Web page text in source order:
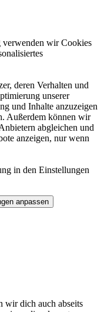
wir Cookies
deren Verhalten und
unserer
und Inhalte anzuzeigen
Außerdem können wir
abgleichen und
anzeigen, nur wenn
in den Einstellungen
anpassen
dich auch abseits